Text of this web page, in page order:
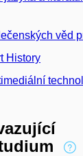
věd
History